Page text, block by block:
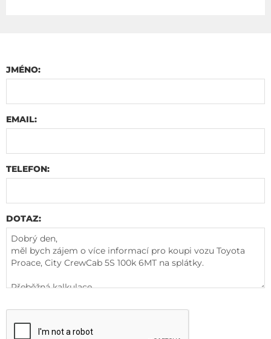
JMÉNO:
EMAIL:
TELEFON:
DOTAZ: